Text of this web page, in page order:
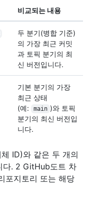
비교되는 내용
두 분기(병합 기준)
의 가장 최근 커밋
과 토픽 분기의 최
신 버전입니다.
기본 분기의 가장
최근 상태
(예:
main )와 토픽
분기의 최신 버전입
니다.
ID)와 같은 두 개의
다. 2 GitHub도트 차
포지토리 또는 해당